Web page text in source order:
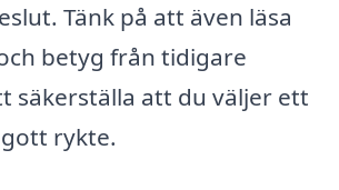
Tänk på att även läsa
betyg från tidigare
säkerställa att du väljer ett
rykte.